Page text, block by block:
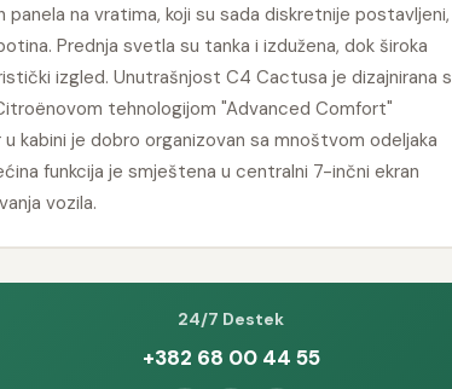
na vratima, koji su sada diskretnije postavljeni,
Prednja svetla su tanka i izdužena, dok široka
izgled. Unutrašnjost C4 Cactusa je dizajnirana s
tehnologijom "Advanced Comfort"
kabini je dobro organizovan sa mnoštvom odeljaka
funkcija je smještena u centralni 7-inčni ekran
vozila.
24/7 Destek
+382 68 00 44 55